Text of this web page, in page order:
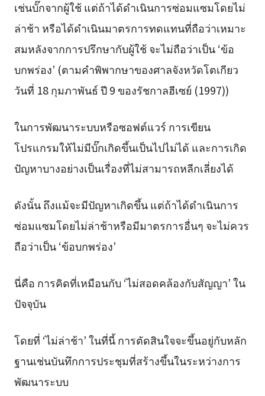
เช่นบั๊กจากผู้ใช้ แต่ถ้าได้ดำเนินการซ่อมแซมโดยไม่
ล่าช้า หรือได้ดำเนินมาตรการทดแทนที่ถือว่าเหมาะ
สมหลังจากการปรึกษากับผู้ใช้ จะไม่ถือว่าเป็น ‘ข้อ
บกพร่อง’ (ตามคำพิพากษาของศาลจังหวัดโตเกียว
วันที่ 18 กุมภาพันธ์ ปี 9 ของรัชกาลฮีเซย์ (1997))
ในการพัฒนาระบบหรือซอฟต์แวร์ การเขียน
โปรแกรมให้ไม่มีบั๊กเกิดขึ้นเป็นไปไม่ได้ และการเกิด
ปัญหาบางอย่างเป็นเรื่องที่ไม่สามารถหลีกเลี่ยงได้
ดังนั้น ถึงแม้จะมีปัญหาเกิดขึ้น แต่ถ้าได้ดำเนินการ
ซ่อมแซมโดยไม่ล่าช้าหรือมีมาตรการอื่นๆ จะไม่ควร
ถือว่าเป็น ‘ข้อบกพร่อง’
นี่คือ การคิดที่เหมือนกับ ‘ไม่สอดคล้องกับสัญญา’ ใน
ปัจจุบัน
โดยที่ ‘ไม่ล่าช้า’ ในที่นี้ การตัดสินใจจะขึ้นอยู่กับหลัก
ฐานเช่นบันทึกการประชุมที่สร้างขึ้นในระหว่างการ
พัฒนาระบบ